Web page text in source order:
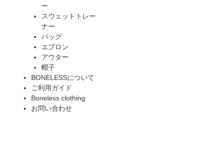
ー
スウェットトレー
ナー
バッグ
エプロン
アウター
帽子
BONELESSについて
ご利用ガイド
Boneless clothing
お問い合わせ